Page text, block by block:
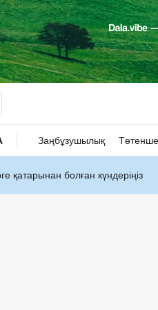
Заңбұзушылық
қатарынан болған күндеріңіз